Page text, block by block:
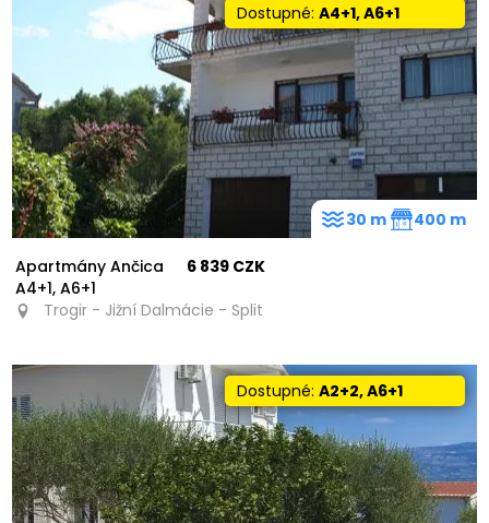
Dostupné:A4+1, A6+1
Apartmány Ančica
A4+1, A6+1
6 839 CZK
Trogir - Jižní Dalmácie - Split
30 m 400 m
Dostupné:A2+2, A6+1